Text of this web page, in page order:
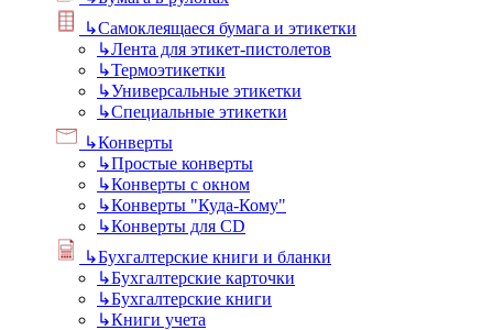
↳Самоклеящаеся бумага и этикетки
↳Лента для этикет-пистолетов
↳Термоэтикетки
↳Универсальные этикетки
↳Специальные этикетки
↳Конверты
↳Простые конверты
↳Конверты с окном
↳Конверты "Куда-Кому"
↳Конверты для CD
↳Бухгалтерские книги и бланки
↳Бухгалтерские карточки
↳Бухгалтерские книги
↳Книги учета